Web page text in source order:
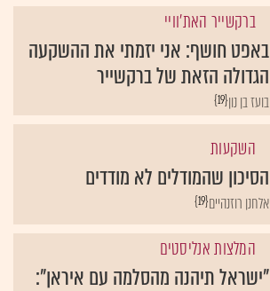
ברקשייר האת'וויי
באפט חושף: אני יזמתי את ההשקעה
הגדולה הזאת של ברקשייר
{19}בועז בן נון
השקעות
הסיכון שהמודלים לא מודדים
{19}אלחנן רוזנהיים
המלצות אנליסטים
"ישראל תיהנה מהסלמה עם איראן":